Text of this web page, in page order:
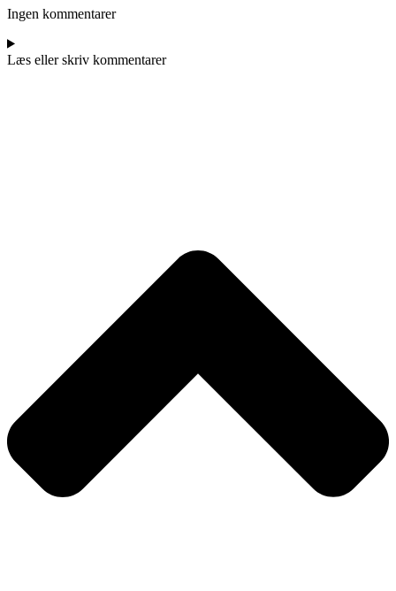
Ingen kommentarer
Læs eller skriv kommentarer